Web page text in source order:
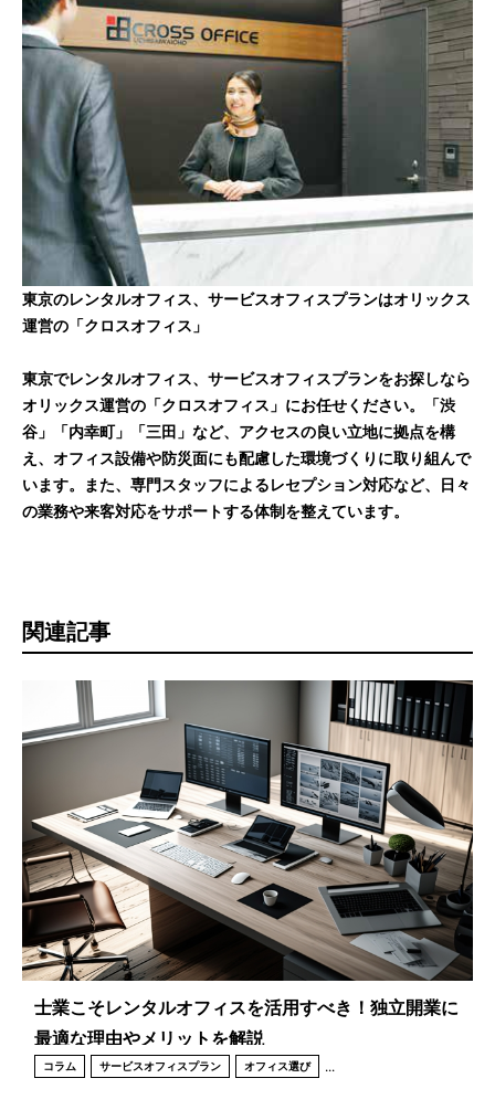
東京のレンタルオフィス、サービスオフィスプランはオリックス
運営の「クロスオフィス」
東京でレンタルオフィス、サービスオフィスプランをお探しなら
オリックス運営の「クロスオフィス」にお任せください。「渋
谷」「内幸町」「三田」など、アクセスの良い立地に拠点を構
え、オフィス設備や防災面にも配慮した環境づくりに取り組んで
います。また、専門スタッフによるレセプション対応など、日々
の業務や来客対応をサポートする体制を整えています。
関連記事
士業こそレンタルオフィスを活用すべき！独立開業に
最適な理由やメリットを解説
コラム サービスオフィスプラン オフィス選び ...